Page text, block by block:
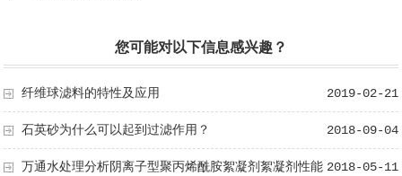
您可能对以下信息感兴趣？
2019-02-21
纤维球滤料的特性及应用
2018-09-04
石英砂为什么可以起到过滤作用？
2018-05-11
万通水处理分析阴离子型聚丙烯酰胺絮凝剂絮凝剂性能